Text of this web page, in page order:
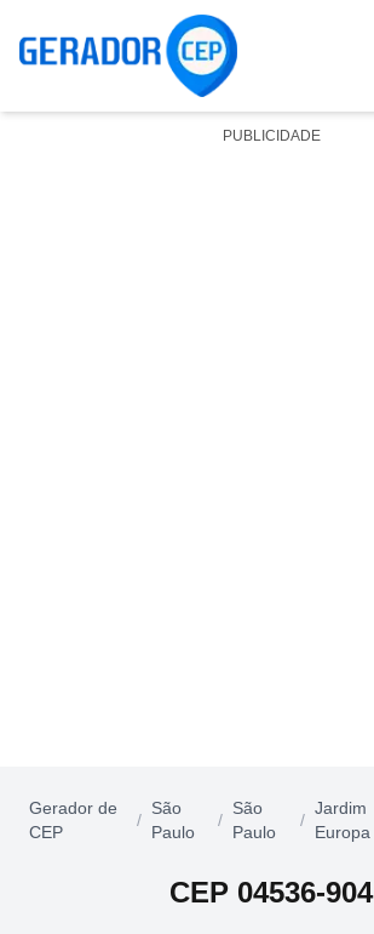
PUBLICIDADE
Gerador de
CEP
/
São
Paulo
/
São
Paulo
/
Jardim
Europa
CEP 04536-904